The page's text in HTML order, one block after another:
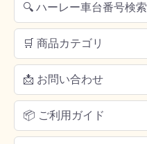
🔍 ハーレー車台番号検索
🛒 商品カテゴリ
📩 お問い合わせ
📦 ご利用ガイド